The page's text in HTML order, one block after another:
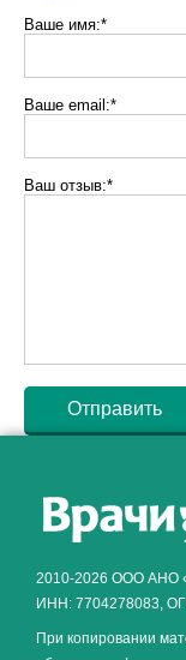
Ваше имя:*
Ваше email:*
Ваш отзыв:*
2010-2026 ООО АНО
ИНН: 7704278083,
При копировании